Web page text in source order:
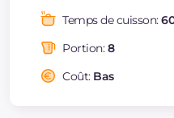
Temps de cuisson:
Portion:8
Coût: Bas